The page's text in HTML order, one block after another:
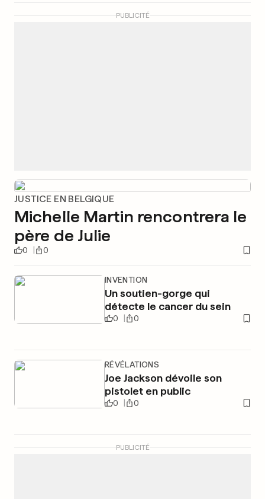
PUBLICITÉ
JUSTICE EN BELGIQUE
Michelle Martin rencontrera le
père de Julie
0 0
INVENTION
Un soutien-gorge qui
détecte le cancer du sein
0 0
RÉVÉLATIONS
Joe Jackson dévoile son
pistolet en public
0 0
PUBLICITÉ